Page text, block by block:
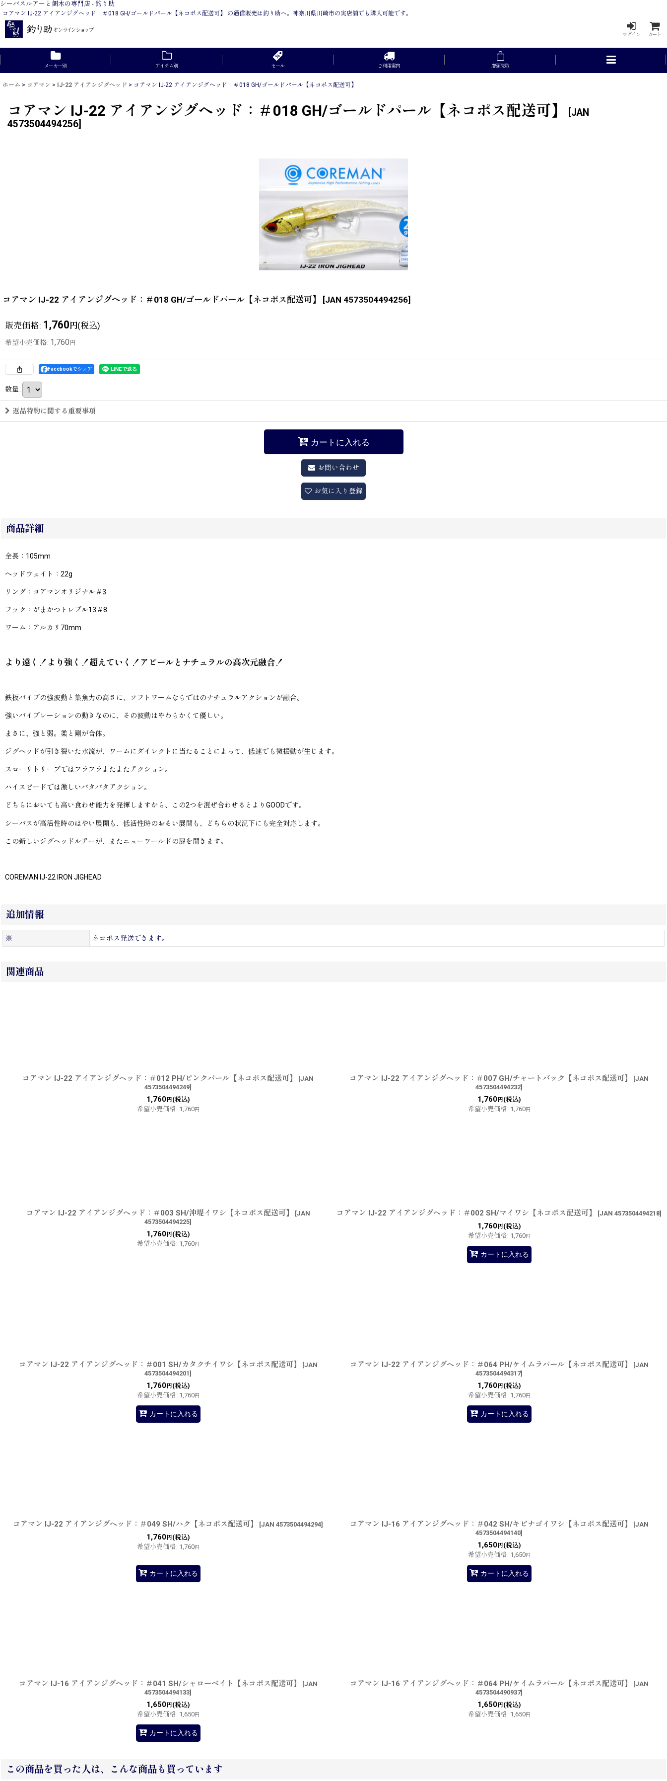
シーバスルアーと餌木の専門店 - 釣り助
コアマン IJ-22 アイアンジグヘッド：＃018 GH/ゴールドパール【ネコポス配送可】 の通信販売は釣り助へ。神奈川県川崎市の実店舗でも購入可能です。
ログイン カート
メーカー別 アイテム別 セール ご利用案内 店頭受取
ホーム > コアマン > IJ-22 アイアンジグヘッド > コアマン IJ-22 アイアンジグヘッド：＃018 GH/ゴールドパール【ネコポス配送可】
コアマン IJ-22 アイアンジグヘッド：＃018 GH/ゴールドパール【ネコポス配送可】
JAN
4573504494256
コアマン IJ-22 アイアンジグヘッド：＃018 GH/ゴールドパール【ネコポス配送可】 [JAN 4573504494256]
販売価格: 1,760円(税込)
希望小売価格: 1,760 円
Facebookでシェア
数量:
返品特約に関する重要事項
カートに入れる
お問い合わせ
お気に入り登録
商品詳細
全長：105mm
ヘッドウェイト：22g
リング：コアマンオリジナル＃3
フック：がまかつトレブル13＃8
ワーム：アルカリ70mm
より遠く！より強く！超えていく！アピールとナチュラルの高次元融合！
鉄板バイブの強波動と集魚力の高さに、ソフトワームならではのナチュラルアクションが融合。
強いバイブレーションの動きなのに、その波動はやわらかくて優しい。
まさに、強と弱。柔と剛が合体。
ジグヘッドが引き裂いた水流が、ワームにダイレクトに当たることによって、低速でも微振動が生じます。
スローリトリーブではフラフラよたよたアクション。
ハイスピードでは激しいバタバタアクション。
どちらにおいても高い食わせ能力を発揮しますから、この2つを混ぜ合わせるとよりGOODです。
シーバスが高活性時のはやい展開も、低活性時のおそい展開も、どちらの状況下にも完全対応します。
この新しいジグヘッドルアーが、またニューワールドの扉を開きます。
COREMAN IJ-22 IRON JIGHEAD
追加情報
※ ネコポス発送できます。
関連商品
コアマン IJ-22 アイアンジグヘッド：＃012 PH/ピンクパール【ネコポス配送可】 [JAN
4573504494249]
1,760円(税込)
希望小売価格: 1,760円
コアマン IJ-22 アイアンジグヘッド：＃007 GH/チャートバック【ネコポス配送可】 [JAN
4573504494232]
1,760円(税込)
希望小売価格: 1,760円
コアマン IJ-22 アイアンジグヘッド：＃003 SH/沖堤イワシ【ネコポス配送可】 [JAN
4573504494225]
1,760円(税込)
希望小売価格: 1,760円
コアマン IJ-22 アイアンジグヘッド：＃002 SH/マイワシ【ネコポス配送可】 [JAN 4573504494218]
1,760円(税込)
希望小売価格: 1,760円
カートに入れる
コアマン IJ-22 アイアンジグヘッド：＃001 SH/カタクチイワシ【ネコポス配送可】 [JAN
4573504494201]
1,760円(税込)
希望小売価格: 1,760円
カートに入れる
コアマン IJ-22 アイアンジグヘッド：＃064 PH/ケイムラパール【ネコポス配送可】 [JAN
4573504494317]
1,760円(税込)
希望小売価格: 1,760円
カートに入れる
コアマン IJ-22 アイアンジグヘッド：＃049 SH/ハク【ネコポス配送可】 [JAN 4573504494294]
1,760円(税込)
希望小売価格: 1,760円
カートに入れる
コアマン IJ-16 アイアンジグヘッド：＃042 SH/キビナゴイワシ【ネコポス配送可】 [JAN
4573504494140]
1,650円(税込)
希望小売価格: 1,650円
カートに入れる
コアマン IJ-16 アイアンジグヘッド：＃041 SH/シャローベイト【ネコポス配送可】 [JAN
4573504494133]
1,650円(税込)
希望小売価格: 1,650円
カートに入れる
コアマン IJ-16 アイアンジグヘッド：＃064 PH/ケイムラパール【ネコポス配送可】 [JAN
4573504490937]
1,650円(税込)
希望小売価格: 1,650円
この商品を買った人は、こんな商品も買っています